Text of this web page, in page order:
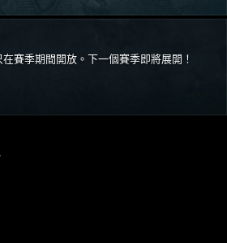
賽季期間開放。下一個賽季即將展開！